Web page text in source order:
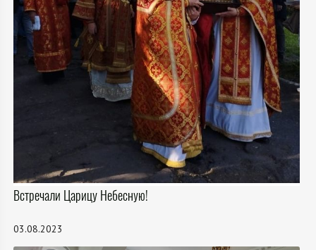
Встречали Царицу Небесную!
03.08.2023